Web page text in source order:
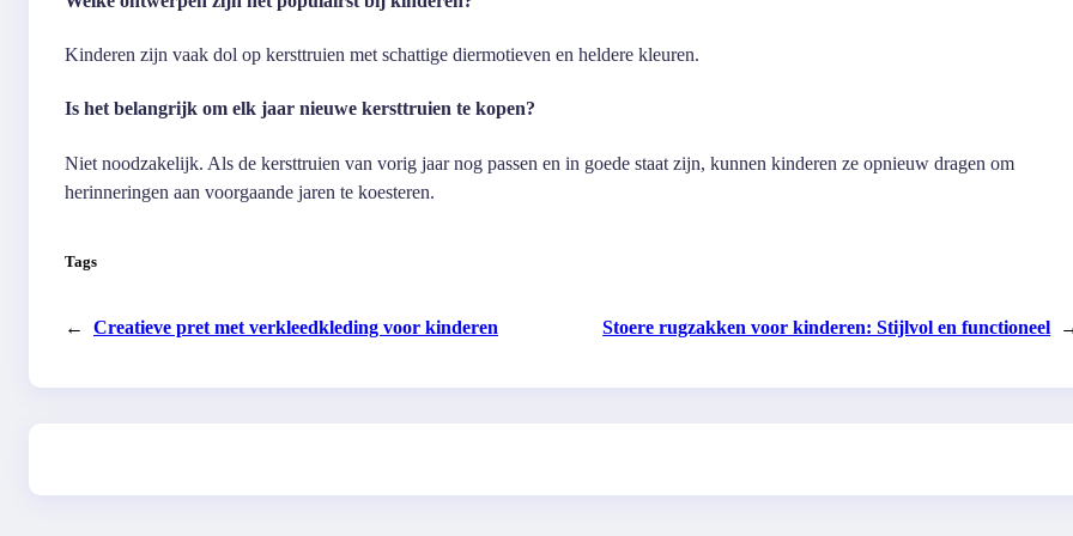
Kinderen zijn vaak dol op kersttruien met schattige diermotieven en heldere kleuren.
Is het belangrijk om elk jaar nieuwe kersttruien te kopen?
Niet noodzakelijk. Als de kersttruien van vorig jaar nog passen en in goede staat zijn, kunnen kinderen ze opnieuw dragen om
herinneringen aan voorgaande jaren te koesteren.
Tags
← Creatieve pret met verkleedkleding voor kinderen Stoere rugzakken voor kinderen: Stijlvol en functioneel